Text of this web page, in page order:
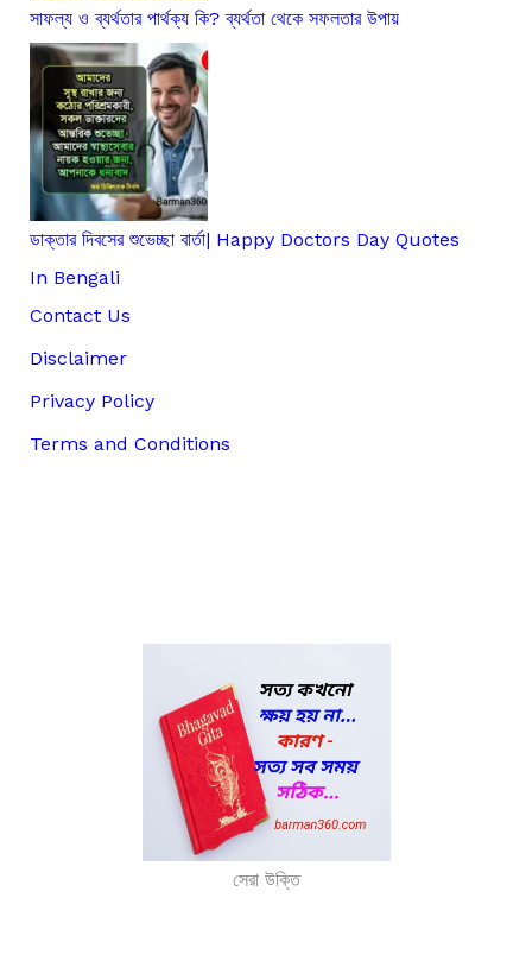
সাফল্য ও ব্যর্থতার পার্থক্য কি? ব্যর্থতা থেকে সফলতার উপায়
ডাক্তার দিবসের শুভেচ্ছা বার্তা| Happy Doctors Day Quotes
In Bengali
Contact Us
Disclaimer
Privacy Policy
Terms and Conditions
সেরা উক্তি